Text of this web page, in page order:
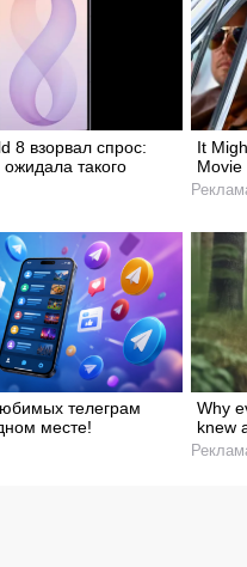
8 взорвал спрос:
такого
It
Movie
телеграм
месте!
Why
knew